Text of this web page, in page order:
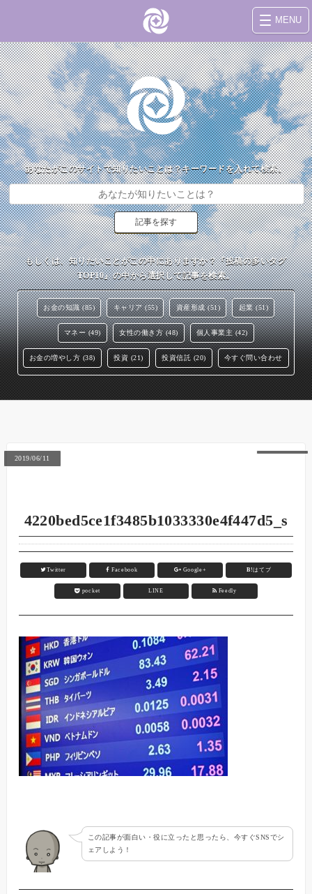
MENU
あなたがこのサイトで知りたいことは？キーワードを入れて検索。
もしくは、知りたいことがこの中にありますか？『投稿の多いタグ
TOP10』の中から選択して記事を検索。
お金の知識 (85) キャリア (55) 資産形成 (51) 起業 (51)
マネー (49) 女性の働き方 (48) 個人事業主 (42)
お金の増やし方 (38) 投資 (21) 投資信託 (20) 今すぐ問い合わせ
2019/06/11
4220bed5ce1f3485b1033330e4f447d5_s
Twitter Facebook Google+ B!はてブ
pocket LINE Feedly
この記事が面白い・役に立ったと思ったら、今すぐSNSでシ
ェアしよう！